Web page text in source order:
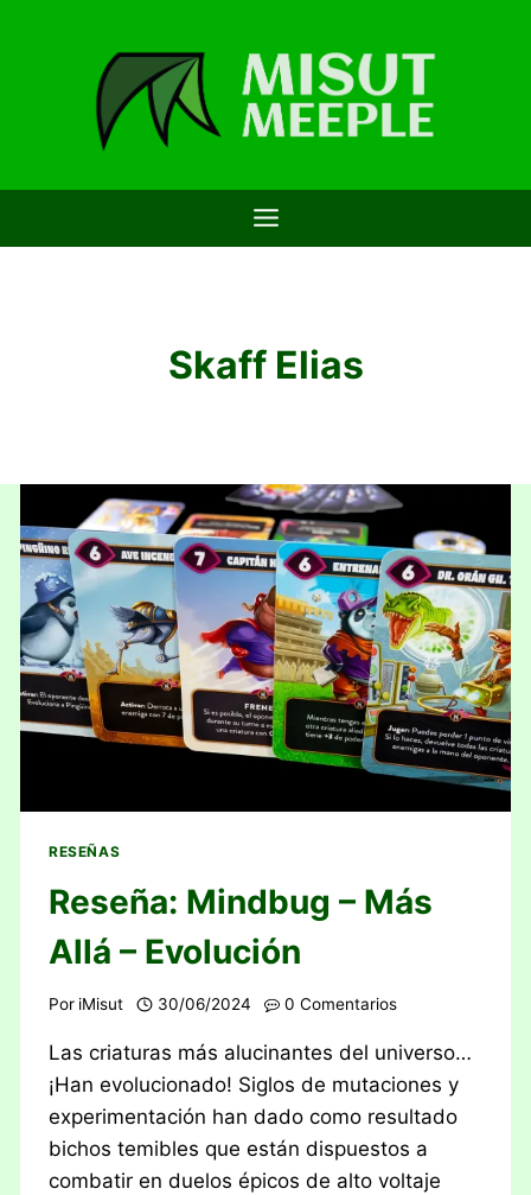
Skaff Elias
RESEÑAS
Reseña: Mindbug – Más
Allá – Evolución
Por iMisut 30/06/2024 0 Comentarios
Las criaturas más alucinantes del universo…
¡Han evolucionado! Siglos de mutaciones y
experimentación han dado como resultado
bichos temibles que están dispuestos a
combatir en duelos épicos de alto voltaje